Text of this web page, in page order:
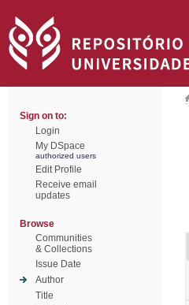
Sign on to:
Login
My DSpace
authorized users
Edit Profile
Receive email
updates
Browse
Communities
& Collections
Issue Date
Author
Title